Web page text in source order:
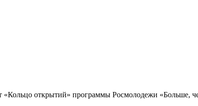
открытий» программы Росмолодежи «Больше,